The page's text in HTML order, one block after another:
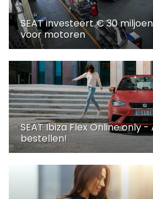
SEAT investeert € 30
voor motoren
SEAT Ibiza Flex Online only
bestellen!